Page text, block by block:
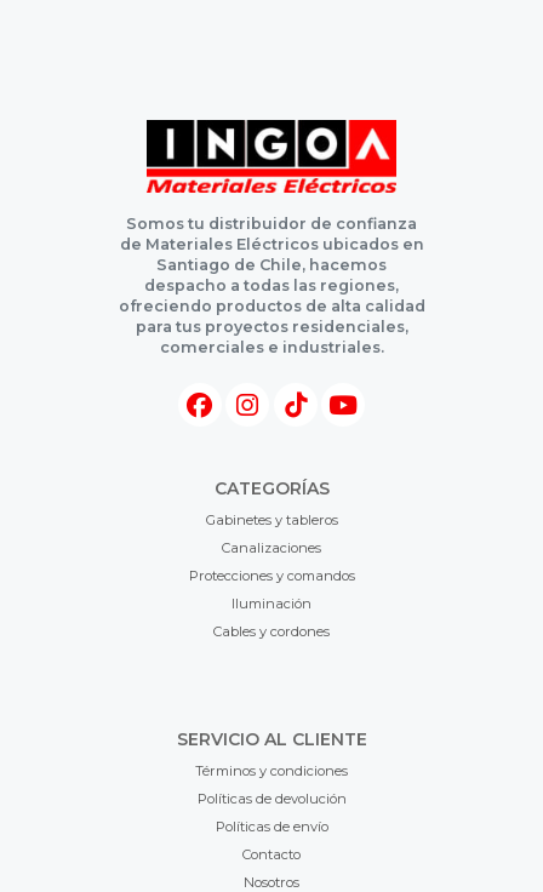
Somos tu distribuidor de confianza
de Materiales Eléctricos ubicados en
Santiago de Chile, hacemos
despacho a todas las regiones,
ofreciendo productos de alta calidad
para tus proyectos residenciales,
comerciales e industriales.
CATEGORÍAS
Gabinetes y tableros
Canalizaciones
Protecciones y comandos
Iluminación
Cables y cordones
SERVICIO AL CLIENTE
Términos y condiciones
Políticas de devolución
Políticas de envío
Contacto
Nosotros